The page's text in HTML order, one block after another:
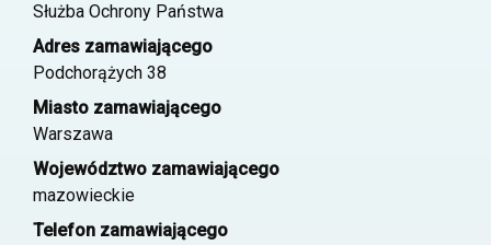
Służba Ochrony Państwa
Adres zamawiającego
Podchorążych 38
Miasto zamawiającego
Warszawa
Województwo zamawiającego
mazowieckie
Telefon zamawiającego